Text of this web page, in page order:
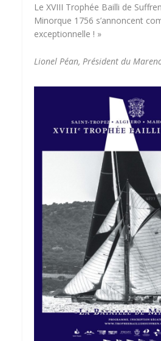
Le XVIII Trophée Bailli de
Minorque 1756 s’annoncent
exceptionnelle ! »
Lionel Péan, Président du